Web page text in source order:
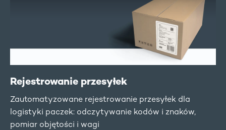
Rejestrowanie przesyłek
Zautomatyzowane rejestrowanie przesyłek dla
logistyki paczek: odczytywanie kodów i znaków,
pomiar objętości i wagi